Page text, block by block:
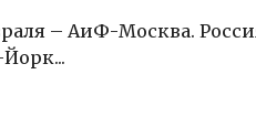
– АиФ-Москва.